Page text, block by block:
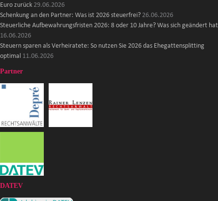
Euro zurück 29.06.2026
Schenkung an den Partner: Was ist 2026 steuerfrei? 26.06.2026
Steuerliche Aufbewahrungsfristen 2026: 8 oder 10 Jahre? Was sich geändert hat
16.06.2026
Steuern sparen als Verheiratete: So nutzen Sie 2026 das Ehegattensplitting
optimal 11.06.2026
Partner
DATEV